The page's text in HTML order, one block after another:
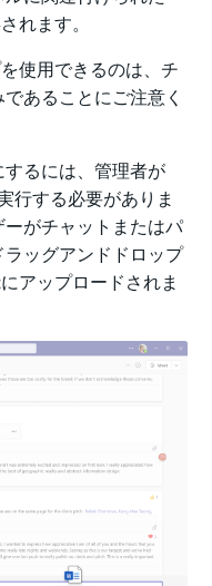
れます。
使用できるのは、チ
あることにご注意く
するには、管理者が
行する必要がありま
がチャットまたはパ
ッグアンドドロップ
アップロードされま